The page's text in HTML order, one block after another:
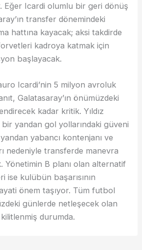
Eğer Icardi olumlu bir geri dönüş
transfer dönemindeki
hattına kayacak; aksi takdirde
kadroya katmak için
başlayacak.
Icardi’nin 5 milyon avroluk
Galatasaray’ın önümüzdeki
kadar kritik. Yıldız
bir yandan gol yollarındaki güveni
yabancı kontenjanı ve
nedeniyle transferde manevra
Yönetimin B planı olan alternatif
ise kulübün başarısının
önem taşıyor. Tüm futbol
günlerde netleşecek olan
durumda.